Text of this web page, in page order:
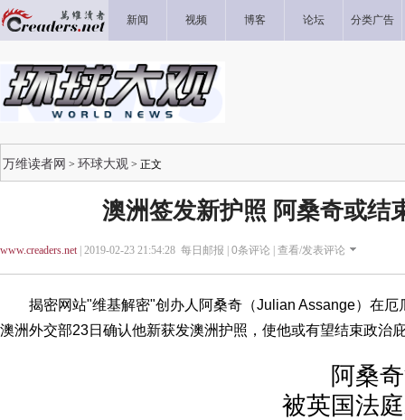
新闻 视频 博客 论坛 分类广告
万维读者网 > 环球大观 > 正文
澳洲签发新护照 阿桑奇或结
www.creaders.net| 2019-02-23 21:54:28 每日邮报 | 0条评论 | 查看/发表评论
揭密网站"维基解密"创办人阿桑奇（Julian Assange）在厄
澳洲外交部23日确认他新获发澳洲护照，使他或有望结束政治
阿桑奇
被英国法